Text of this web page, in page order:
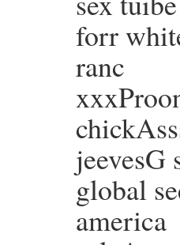
forr
ranc
global
america